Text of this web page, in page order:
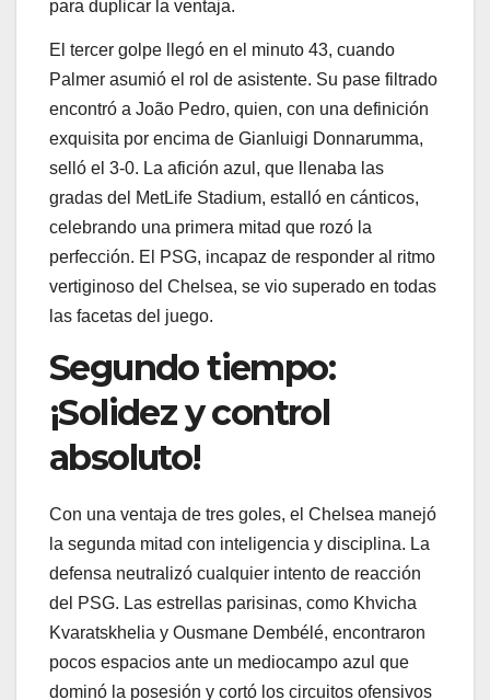
para duplicar la ventaja.
El tercer golpe llegó en el minuto 43, cuando
Palmer asumió el rol de asistente. Su pase filtrado
encontró a João Pedro, quien, con una definición
exquisita por encima de Gianluigi Donnarumma,
selló el 3-0. La afición azul, que llenaba las
gradas del MetLife Stadium, estalló en cánticos,
celebrando una primera mitad que rozó la
perfección. El PSG, incapaz de responder al ritmo
vertiginoso del Chelsea, se vio superado en todas
las facetas del juego.
Segundo tiempo:
¡Solidez y control
absoluto!
Con una ventaja de tres goles, el Chelsea manejó
la segunda mitad con inteligencia y disciplina. La
defensa neutralizó cualquier intento de reacción
del PSG. Las estrellas parisinas, como Khvicha
Kvaratskhelia y Ousmane Dembélé, encontraron
pocos espacios ante un mediocampo azul que
dominó la posesión y cortó los circuitos ofensivos